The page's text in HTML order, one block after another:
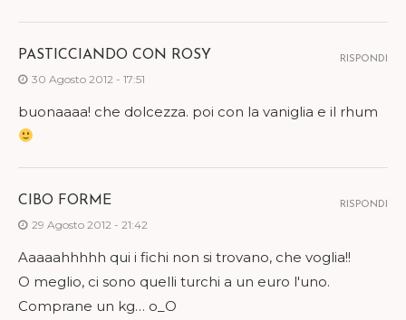
PASTICCIANDO CON ROSY
30 Agosto 2012 - 17:51
buonaaaa! che dolcezza. poi con la vaniglia e il rhum
RISPONDI
CIBO FORME
29 Agosto 2012 - 21:42
Aaaaahhhhh qui i fichi non si trovano, che voglia!!
O meglio, ci sono quelli turchi a un euro l'uno.
Comprane un kg… o_O
RISPONDI